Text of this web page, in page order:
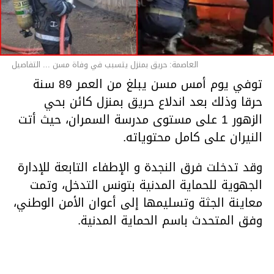
العاصمة: حريق بمنزل يتسبب في وفاة مسن ... التفاصيل
توفي يوم أمس مسن يبلغ من العمر 89 سنة
حرقا وذلك بعد اندلاع حريق بمنزل كائن بحي
الزهور 1 على مستوى مدرسة السمران، حيث أتت
النيران على كامل محتوياته.
وقد تدخلت فرق النجدة و الإطفاء التابعة للإدارة
الجهوية للحماية المدنية بتونس التدخل، وتمت
معاينة الجثة وتسليمها إلى أعوان الأمن الوطني،
وفق المتحدث باسم الحماية المدنية.